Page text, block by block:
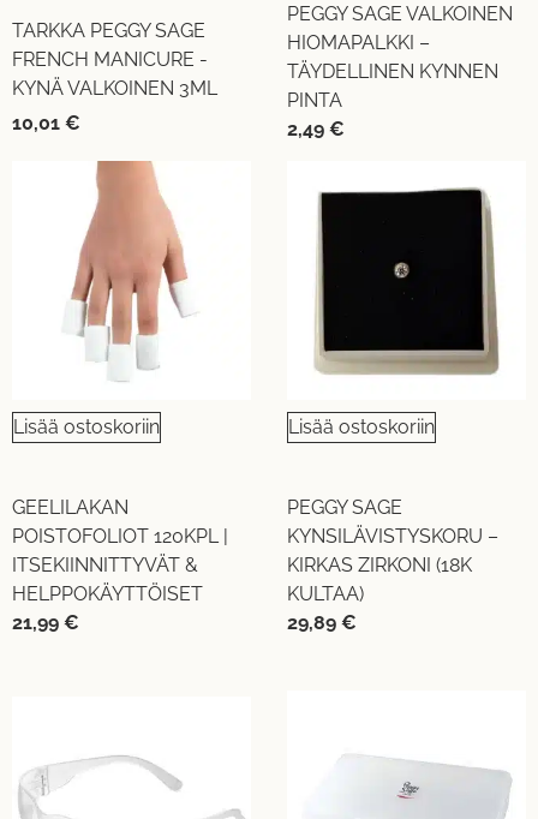
TARKKA PEGGY SAGE
FRENCH MANICURE -
KYNÄ VALKOINEN 3ML
10,01 €
PEGGY SAGE VALKOINEN
HIOMAPALKKI –
TÄYDELLINEN KYNNEN
PINTA
2,49 €
Lisää ostoskoriin
GEELILAKAN
POISTOFOLIOT 120KPL |
ITSEKIINNITTYVÄT &
HELPPOKÄYTTÖISET
21,99 €
Lisää ostoskoriin
PEGGY SAGE
KYNSILÄVISTYSKORU –
KIRKAS ZIRKONI (18K
KULTAA)
29,89 €